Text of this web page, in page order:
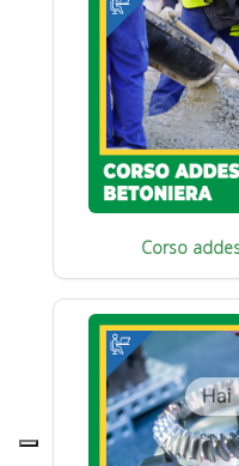
Corso